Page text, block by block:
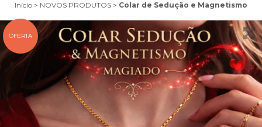
Início > NOVOS PRODUTOS > Colar de Sedução e Magnetismo
OFERTA